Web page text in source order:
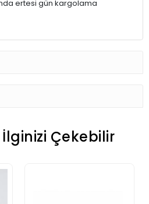
ertesi gün kargolama
Çekebilir